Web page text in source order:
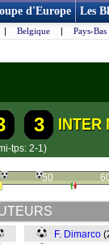
d'Europe Les
| Belgique | Pays-Bas
3 INTER
tps: 2-1)
50
F. Dimarco